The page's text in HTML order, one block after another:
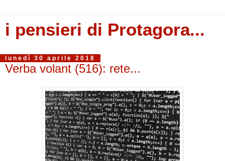
i pensieri di Protagora...
lunedì 30 aprile 2018
Verba volant (516): rete...